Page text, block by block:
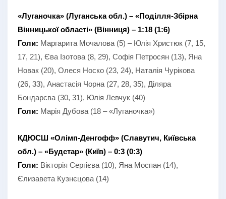
«Луганочка» (Луганська обл.) – «Поділля-Збірна
Вінницької області» (Вінниця) – 1:18 (1:6)
Голи: Маргарита Мочалова (5) – Юлія Христюк (7, 15,
17, 21), Єва Ізотова (8, 29), Софія Петросян (13), Яна
Новак (20), Олеся Носко (23, 24), Наталія Чурікова
(26, 33), Анастасія Чорна (27, 28, 35), Діляра
Бондарєва (30, 31), Юлія Левчук (40)
Голи: Марія Дубова (18 – «Луганочка»)
КДЮСШ «Олімп-Денгофф» (Славутич, Київська
обл.) – «Будстар» (Київ) – 0:3 (0:3)
Голи: Вікторія Сергієва (10), Яна Моспан (14),
Єлизавета Кузнєцова (14)